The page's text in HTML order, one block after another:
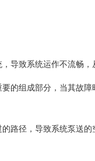
导致系统运作不流畅，
的组成部分，当其故
路径，导致系统泵送